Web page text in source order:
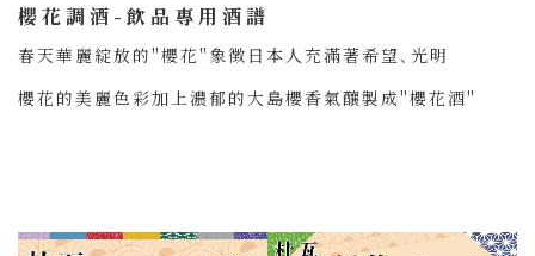
櫻花調酒-飲品專用酒譜
春天華麗綻放的"櫻花"象徵日本人充滿著希望､光明
櫻花的美麗色彩加上濃郁的大島櫻香氣釀製成"櫻花酒"